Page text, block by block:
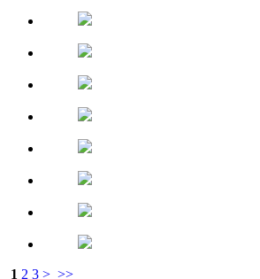
1 2 3 > >>